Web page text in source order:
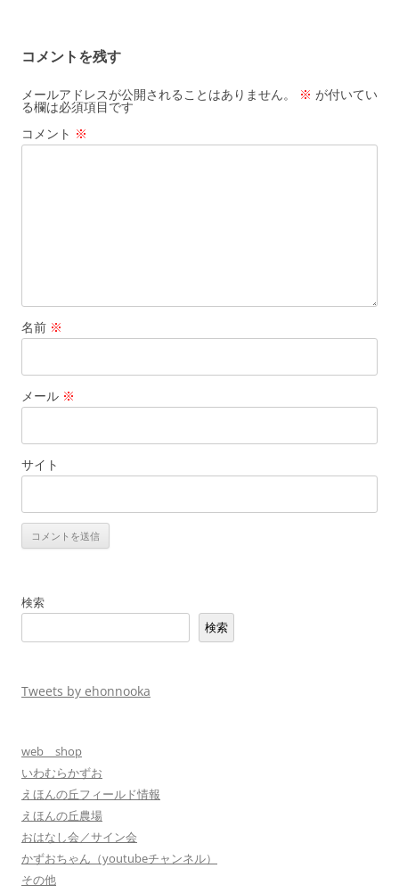
ゲ
ー
シ
ョ
コメントを残す
メールアドレスが公開されることはありません。 ※ が付いてい
る欄は必須項目です
コメント ※
名前 ※
メール ※
サイト
検索
検索
Tweets by ehonnooka
web shop
いわむらかずお
えほんの丘フィールド情報
えほんの丘農場
おはなし会／サイン会
かずおちゃん（youtubeチャンネル）
その他